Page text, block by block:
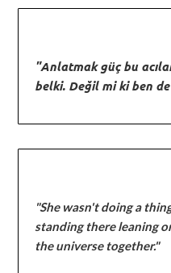
"Anlatmak güç bu
belki. Değil mi ki ben de
"She wasn't doing a
standing there leaning
the universe together."